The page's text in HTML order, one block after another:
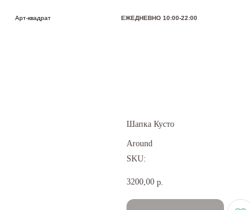
ЕЖЕДНЕВНО 10:00-22:00
Шапка Кусто
Around
SKU:
3200,00 р.